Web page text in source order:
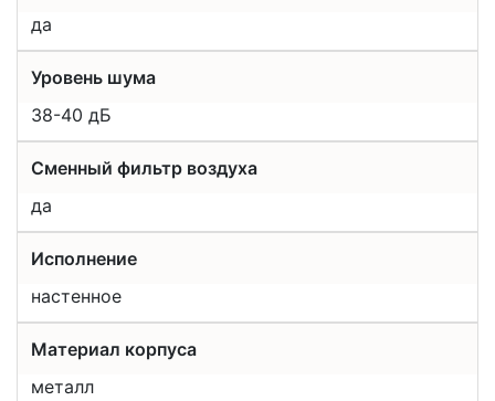
да
Уровень шума
38-40 дБ
Сменный фильтр воздуха
да
Исполнение
настенное
Материал корпуса
металл